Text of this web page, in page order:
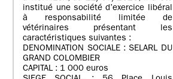
institué une société d’exercice libéral
à responsabilité limitée de
vétérinaires présentant les
caractéristiques suivantes :
DENOMINATION SOCIALE : SELARL DU
GRAND COLOMBIER
CAPITAL : 1 000 euros